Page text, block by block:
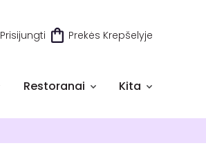
Prisijungti Prekės Krepšelyje
Restoranai Kita